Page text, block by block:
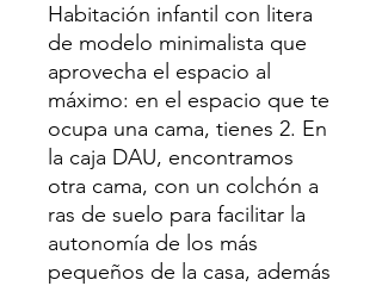
Habitación infantil con litera
de modelo minimalista que
aprovecha el espacio al
máximo: en el espacio que te
ocupa una cama, tienes 2. En
la caja DAU, encontramos
otra cama, con un colchón a
ras de suelo para facilitar la
autonomía de los más
pequeños de la casa, además